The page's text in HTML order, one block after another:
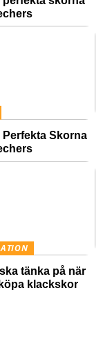
Perfekta Skorna
tänka på när
klackskor